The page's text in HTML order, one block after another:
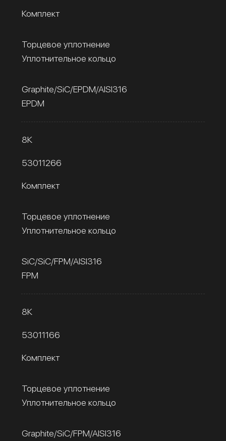
Комплект
Торцевое уплотнение
Уплотнительное кольцо
Graphite/SiC/EPDM/AISI316
EPDM
8К
53011266
Комплект
Торцевое уплотнение
Уплотнительное кольцо
SiC/SiC/FPM/AISI316
FPM
8К
53011166
Комплект
Торцевое уплотнение
Уплотнительное кольцо
Graphite/SiC/FPM/AISI316